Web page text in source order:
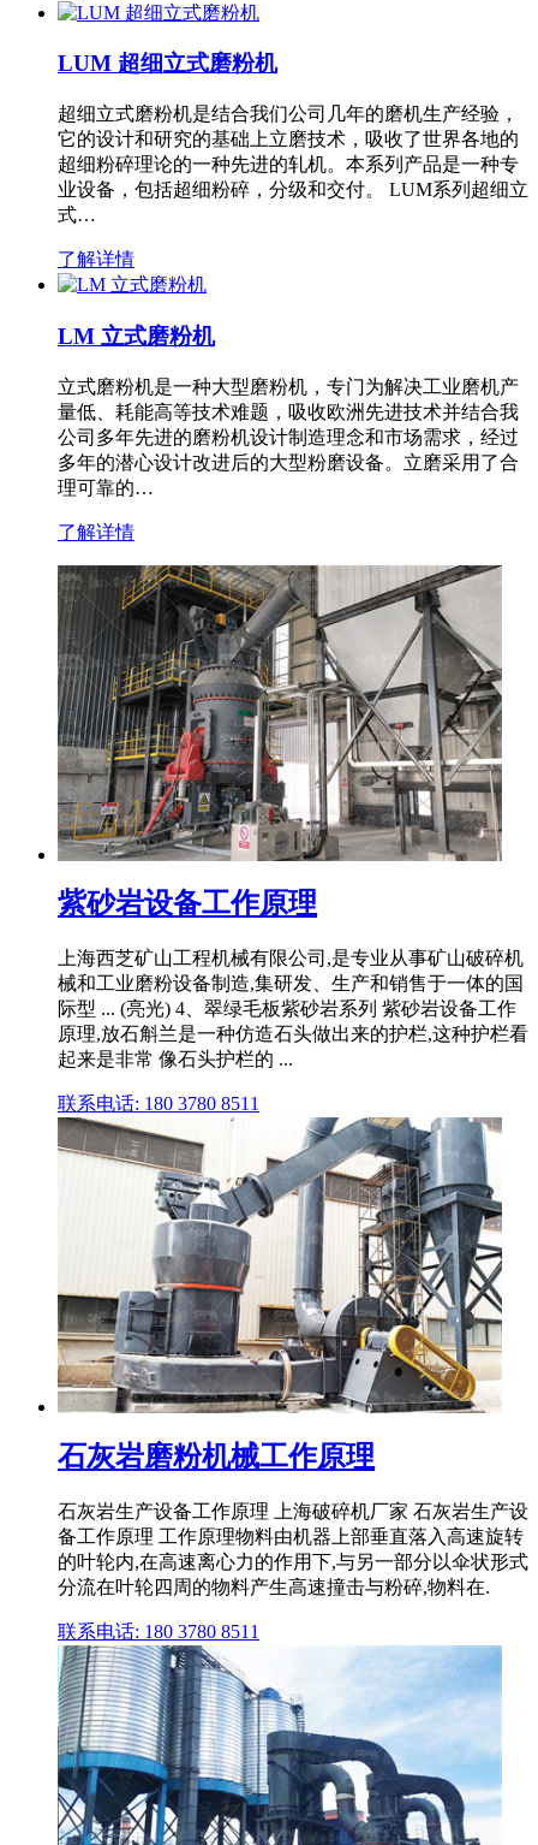
LUM 超细立式磨粉机
超细立式磨粉机是结合我们公司几年的磨机生产经验，
它的设计和研究的基础上立磨技术，吸收了世界各地的
超细粉碎理论的一种先进的轧机。本系列产品是一种专
业设备，包括超细粉碎，分级和交付。 LUM系列超细立
式…
了解详情
LM 立式磨粉机
立式磨粉机是一种大型磨粉机，专门为解决工业磨机产
量低、耗能高等技术难题，吸收欧洲先进技术并结合我
公司多年先进的磨粉机设计制造理念和市场需求，经过
多年的潜心设计改进后的大型粉磨设备。立磨采用了合
理可靠的…
了解详情
紫砂岩设备工作原理
上海西芝矿山工程机械有限公司,是专业从事矿山破碎机
械和工业磨粉设备制造,集研发、生产和销售于一体的国
际型 ... (亮光) 4、翠绿毛板紫砂岩系列 紫砂岩设备工作
原理,放石斛兰是一种仿造石头做出来的护栏,这种护栏看
起来是非常 像石头护栏的 ...
联系电话: 180 3780 8511
石灰岩磨粉机械工作原理
石灰岩生产设备工作原理 上海破碎机厂家 石灰岩生产设
备工作原理 工作原理物料由机器上部垂直落入高速旋转
的叶轮内,在高速离心力的作用下,与另一部分以伞状形式
分流在叶轮四周的物料产生高速撞击与粉碎,物料在.
联系电话: 180 3780 8511